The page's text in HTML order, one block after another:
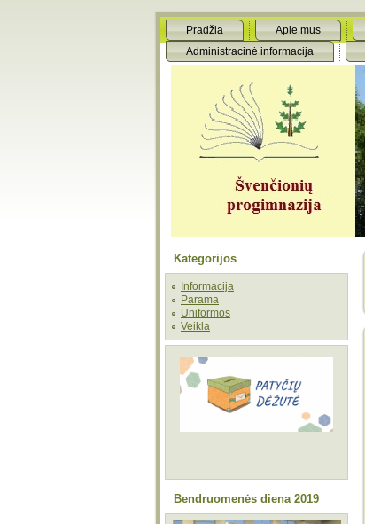
Pradžia Apie mus
Administracinė informacija
Kategorijos
Informacija
Parama
Uniformos
Veikla
Bendruomenės diena 2019